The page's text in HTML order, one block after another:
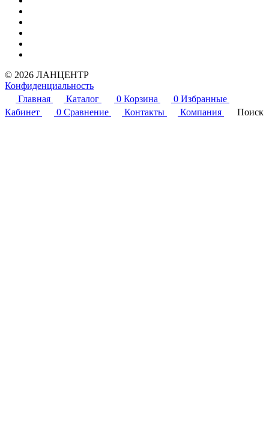
© 2026 ЛАНЦЕНТР
Конфиденциальность
Главная
Каталог 0 Корзина 0 Избранные
Кабинет
0 Сравнение Контакты Компания Поиск